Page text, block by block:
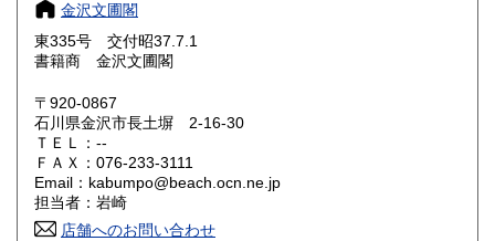
滋賀県
大阪府
奈良県 320円
鳥取県 320円
岡山県 320円
金沢文圃閣
東335号 交付昭37.7.1
書籍商 金沢文圃閣
〒920-0867
石川県金沢市長土塀 2-16-30
ＴＥＬ：--
ＦＡＸ：076-233-3111
Email：kabumpo@beach.ocn.ne.jp
担当者：岩崎
店舗へのお問い合わせ